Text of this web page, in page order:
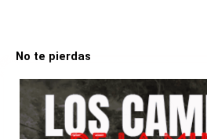
No te pierdas